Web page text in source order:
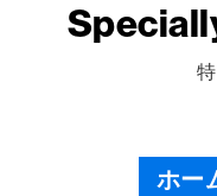
ホー